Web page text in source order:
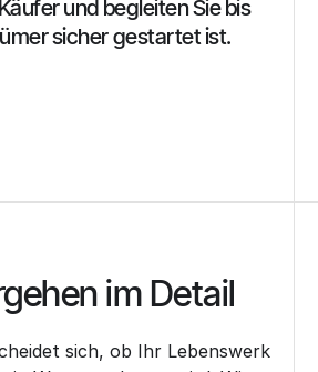
Käuferund begleitenSiebis
sichergestartetist.
im Detail
sich, ob Ihr Lebenswerk